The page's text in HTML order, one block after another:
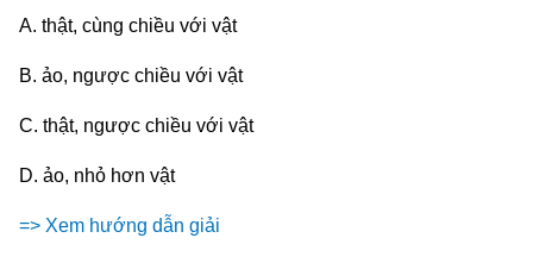
A. thật, cùng chiều với vật
B. ảo, ngược chiều với vật
C. thật, ngược chiều với vật
D. ảo, nhỏ hơn vật
=> Xem hướng dẫn giải